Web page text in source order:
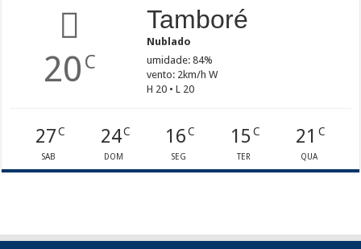
20 C
Tamboré
Nublado
umidade: 84%
vento: 2km/h W
H 20 • L 20
27C
SAB
24C
DOM
16 C
SEG
15C
TER
21 C
QUA